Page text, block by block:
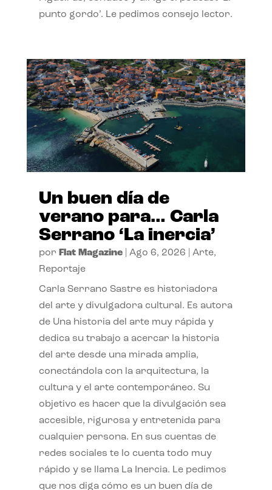
punto gordo’. Le pedimos consejo lector.
Un buen día de
verano para… Carla
Serrano ‘La inercia’
por Flat Magazine| Ago 6, 2026 Arte,
Reportaje
Carla Serrano Sastre es historiadora
del arte y divulgadora cultural. Es autora
de Una historia del arte muy rápida y
dedica su trabajo a acercar la historia
del arte desde una mirada amplia,
conectándola con la arquitectura, la
cultura y el arte contemporáneo. Su
objetivo es hacer que la divulgación sea
accesible, rigurosa y entretenida para
cualquier persona. En sus cuentas de
redes sociales te lo cuenta todo muy
rápido y se llama La Inercia. Le pedimos
que nos diga cómo es un buen día de